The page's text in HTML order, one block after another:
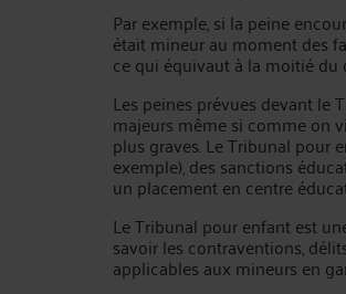
Par exemple, si la peine
était mineur au moment des
ce qui équivaut à la moitié du
Les peines prévues devant le
majeurs même si comme on
plus graves. Le Tribunal pour
exemple), des sanctions
un placement en centre
Le Tribunal pour enfant est
savoir les contraventions,
applicables aux mineurs en